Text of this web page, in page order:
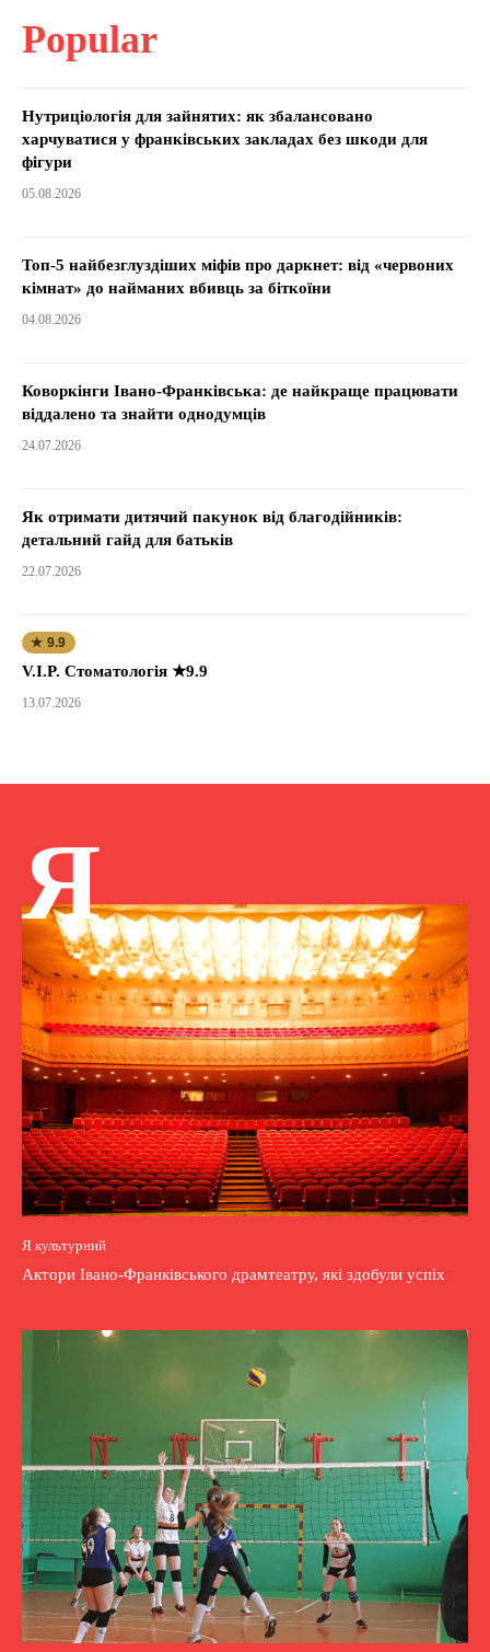
Popular
Нутриціологія для зайнятих: як збалансовано
харчуватися у франківських закладах без шкоди для
фігури
05.08.2026
Топ-5 найбезглуздіших міфів про даркнет: від «червоних
кімнат» до найманих вбивць за біткоїни
04.08.2026
Коворкінги Івано-Франківська: де найкраще працювати
віддалено та знайти однодумців
24.07.2026
Як отримати дитячий пакунок від благодійників:
детальний гайд для батьків
22.07.2026
★ 9.9
V.I.P. Стоматологія ★9.9
13.07.2026
Я
Я культурний
Актори Івано-Франківського драмтеатру, які здобули успіх